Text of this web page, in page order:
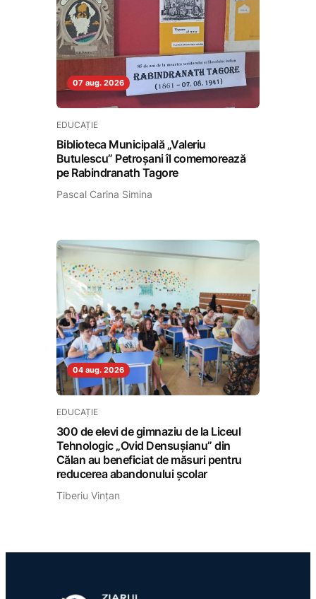
07 aug. 2026
EDUCAȚIE
Biblioteca Municipală „Valeriu
Butulescu” Petroșani îl comemorează
pe Rabindranath Tagore
Pascal Carina Simina
04 aug. 2026
EDUCAȚIE
300 de elevi de gimnaziu de la Liceul
Tehnologic „Ovid Densușianu” din
Călan au beneficiat de măsuri pentru
reducerea abandonului școlar
Tiberiu Vințan